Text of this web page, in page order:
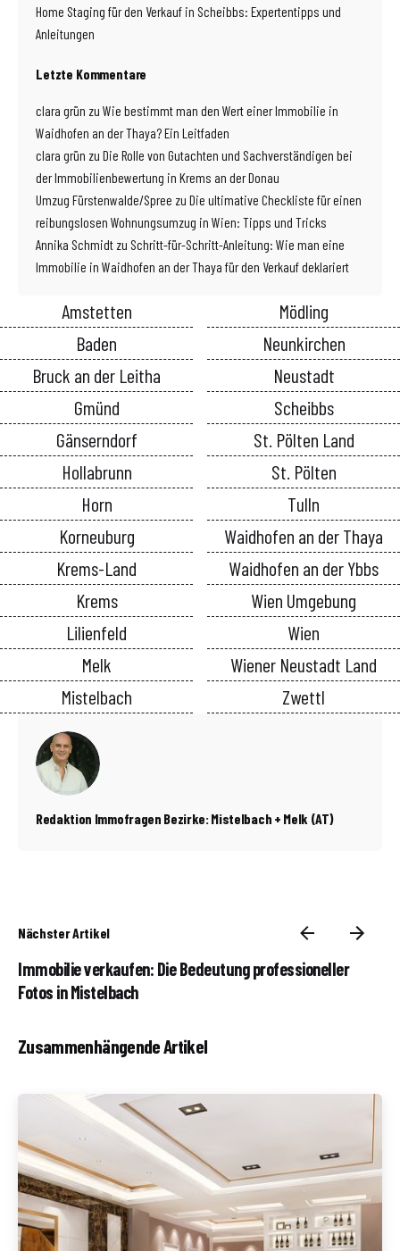
Home Staging für den Verkauf in Scheibbs: Expertentipps und
Anleitungen
Letzte Kommentare
clara grün zu Wie bestimmt man den Wert einer Immobilie in
Waidhofen an der Thaya? Ein Leitfaden
clara grün zu Die Rolle von Gutachten und Sachverständigen bei
der Immobilienbewertung in Krems an der Donau
Umzug Fürstenwalde/Spree zu Die ultimative Checkliste für einen
reibungslosen Wohnungsumzug in Wien: Tipps und Tricks
Annika Schmidt zu Schritt-für-Schritt-Anleitung: Wie man eine
Immobilie in Waidhofen an der Thaya für den Verkauf deklariert
Amstetten
Baden
Bruck an der Leitha
Gmünd
Gänserndorf
Hollabrunn
Horn
Korneuburg
Krems-Land
Krems
Lilienfeld
Melk
Mistelbach
Mödling
Neunkirchen
Neustadt
Scheibbs
St. Pölten Land
St. Pölten
Tulln
Waidhofen an der Thaya
Waidhofen an der Ybbs
Wien Umgebung
Wien
Wiener Neustadt Land
Zwettl
Redaktion Immofragen Bezirke: Mistelbach + Melk (AT)
Nächster Artikel
Immobilie verkaufen: Die Bedeutung professioneller
Fotos in Mistelbach
Zusammenhängende Artikel